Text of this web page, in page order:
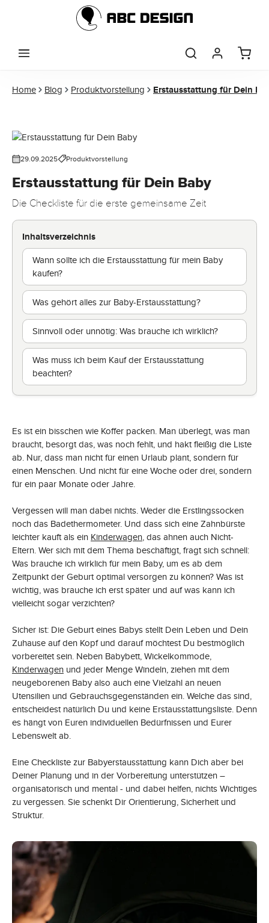
Zum Hauptinhalt springen
Home Blog Produktvorstellung Erstausstattung für Dein
29.09.2025 Produktvorstellung
Erstausstattung für Dein Baby
Die Checkliste für die erste gemeinsame Zeit
Es ist ein bisschen wie Koffer packen. Man überlegt, was man
braucht, besorgt das, was noch fehlt, und hakt fleißig die Liste
ab. Nur, dass man nicht für einen Urlaub plant, sondern für
einen Menschen. Und nicht für eine Woche oder drei, sondern
für ein paar Monate oder Jahre.
Vergessen will man dabei nichts. Weder die Erstlingssocken
noch das Badethermometer. Und dass sich eine Zahnbürste
leichter kauft als ein Kinderwagen, das ahnen auch Nicht-
Eltern. Wer sich mit dem Thema beschäftigt, fragt sich schnell:
Was brauche ich wirklich für mein Baby, um es ab dem
Zeitpunkt der Geburt optimal versorgen zu können? Was ist
wichtig, was brauche ich erst später und auf was kann ich
vielleicht sogar verzichten?
Sicher ist: Die Geburt eines Babys stellt Dein Leben und Dein
Zuhause auf den Kopf und darauf möchtest Du bestmöglich
vorbereitet sein. Neben Babybett, Wickelkommode,
Kinderwagen und jeder Menge Windeln, ziehen mit dem
neugeborenen Baby also auch eine Vielzahl an neuen
Utensilien und Gebrauchsgegenständen ein. Welche das sind,
entscheidest natürlich Du und keine Erstausstattungsliste. Denn
es hängt von Euren individuellen Bedürfnissen und Eurer
Lebenswelt ab.
Eine Checkliste zur Babyerstausstattung kann Dich aber bei
Deiner Planung und in der Vorbereitung unterstützen –
organisatorisch und mental - und dabei helfen, nichts Wichtiges
zu vergessen. Sie schenkt Dir Orientierung, Sicherheit und
Struktur.
Inhaltsverzeichnis
Wann sollte ich die Erstausstattung für mein Baby
kaufen?
Was gehört alles zur Baby-Erstausstattung?
Sinnvoll oder unnötig: Was brauche ich wirklich?
Was muss ich beim Kauf der Erstausstattung
beachten?